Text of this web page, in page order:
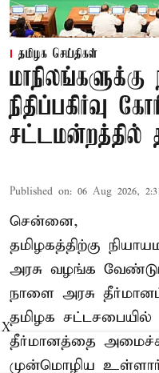
தமிழக செய்திகள்
நிதிப்பகிர்வு
சட்டமன்றத்தில்
Published on: 06 Aug 2026,
சென்னை,
தமிழகத்திற்கு
அரசு வழங்க
நாளை அரசு
தமிழக சட்டசபையில்
தீர்மானத்தை
முன்மொழிய
X